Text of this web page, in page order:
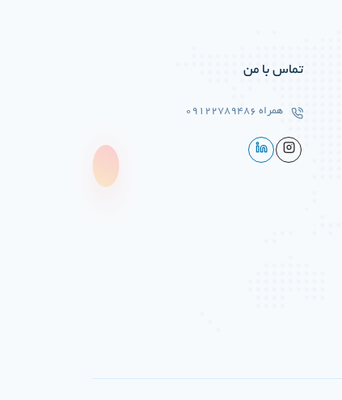
تماس با من
همراه 09122789486